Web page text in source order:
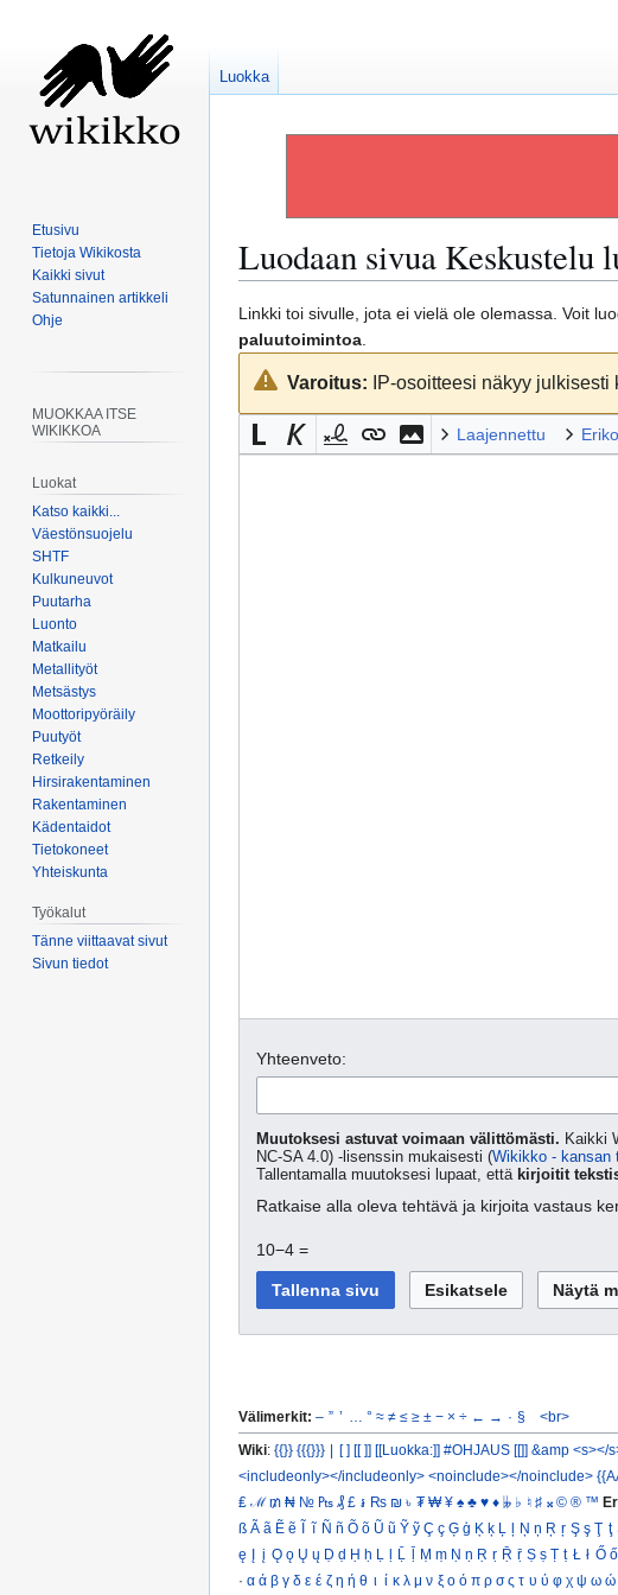
Luodaan sivua Keskustelu
Siirry
navigaatioon
Siirry
hakuun
Linkki toi sivulle, jota ei vielä ole olemassa. Voit
paluutoimintoa.
Varoitus: IP-osoitteesi näkyy
Laajennettu
Yhteenveto:
Muutoksesi astuvat voimaan välittömästi. Kaikki
NC-SA 4.0) -lisenssin mukaisesti (Wikikko - kansan
Tallentamalla muutoksesi lupaat, että kirjoitit
Ratkaise alla oleva tehtävä ja kirjoita vastaus
10−4 =
Välimerkit: – ” ’ ° ≈ ≠ ≤ ≥ ± − × ÷ ← → · § <br>
Wiki: {{}} {{{}}} | [ ] [[ ]] [[Luokka:]] #OHJAUS [[]] &amp <s></
<includeonly></includeonly> <noinclude></noinclude>
₤ ℳ ₥ ₦ № ₧ ₰ £ ៛ ₨ ₪ ৳ ₮ ₩ ¥ ♠ ♣ ♥ ♦ 𝄫 ♭ ♮ ♯ 𝄪 © ® ™
ß Ã ã Ẽ ẽ Ĩ ĩ Ñ ñ Õ õ Ũ ũ Ỹ ỹ Ç ç Ģ ģ Ķ ķ Ļ ļ Ņ ņ Ŗ ŗ Ş ş Ţ ţ
ę Į į Ǫ ǫ Ų ų Ḍ ḍ Ḥ ḥ Ḷ ḷ Ḹ ḹ Ṃ ṃ Ṇ ṇ Ṛ ṛ Ṝ ṝ Ṣ ṣ Ṭ ṭ Ł ł Ő ő
· α ά β γ δ ε έ ζ η ή θ ι ί κ λ μ ν ξ ο ό π ρ σ ς τ υ ύ φ χ ψ ω ώ
Luokka
Etusivu
Tietoja Wikikosta
Kaikki sivut
Satunnainen artikkeli
Ohje
MUOKKAA ITSE
WIKIKKOA
Luokat
Katso kaikki...
Väestönsuojelu
SHTF
Kulkuneuvot
Puutarha
Luonto
Matkailu
Metallityöt
Metsästys
Moottoripyöräily
Puutyöt
Retkeily
Hirsirakentaminen
Rakentaminen
Kädentaidot
Tietokoneet
Yhteiskunta
Työkalut
Tänne viittaavat sivut
Sivun tiedot